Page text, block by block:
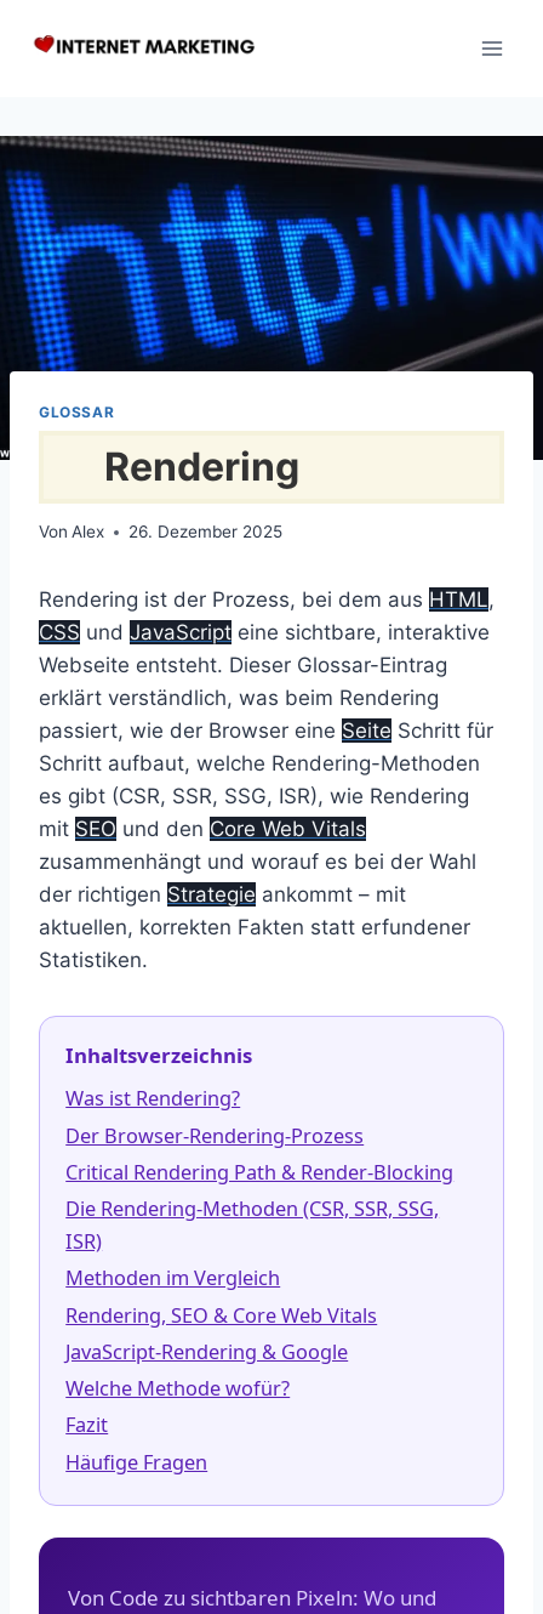
Inhalt
GLOSSAR
Rendering
Von Alex 26. Dezember 2025
Rendering ist der Prozess, bei dem aus HTML,
CSS und JavaScript eine sichtbare, interaktive
Webseite entsteht. Dieser Glossar-Eintrag
erklärt verständlich, was beim Rendering
passiert, wie der Browser eine Seite Schritt für
Schritt aufbaut, welche Rendering-Methoden
es gibt (CSR, SSR, SSG, ISR), wie Rendering
mit SEO und den Core Web Vitals
zusammenhängt und worauf es bei der Wahl
der richtigen Strategie ankommt – mit
aktuellen, korrekten Fakten statt erfundener
Statistiken.
Inhaltsverzeichnis
Was ist Rendering?
Der Browser-Rendering-Prozess
Critical Rendering Path & Render-Blocking
Die Rendering-Methoden (CSR, SSR, SSG,
ISR)
Methoden im Vergleich
Rendering, SEO & Core Web Vitals
JavaScript-Rendering & Google
Welche Methode wofür?
Fazit
Häufige Fragen
Von Code zu sichtbaren Pixeln: Wo und